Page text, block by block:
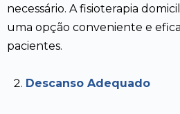
necessário. A fisioterapia
uma opção conveniente e
pacientes.
Descanso Adequado